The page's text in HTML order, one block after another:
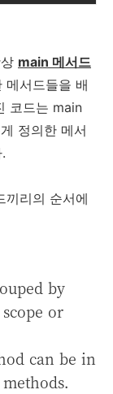
main 메서드
메서드들을 배
코드는 main
정의한 메서
끼리의 순서에
by
or
can be in